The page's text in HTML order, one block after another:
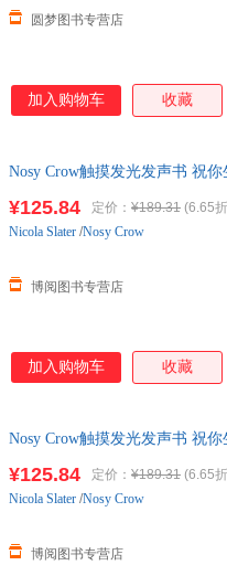
圆梦图书专营店
加入购物车 收藏
Nosy Crow触摸发光发声书 祝
¥125.84 定价： ¥189.31 (6.65
博阅图书专营店
Nicola Slater /Nosy Crow
加入购物车 收藏
Nosy Crow触摸发光发声书 祝
¥125.84 定价： ¥189.31 (6.65
博阅图书专营店
Nicola Slater /Nosy Crow